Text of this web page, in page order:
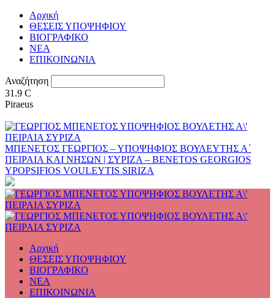
Αρχική
ΘΕΣΕΙΣ ΥΠΟΨΗΦΙΟΥ
ΒΙΟΓΡΑΦΙΚΟ
ΝΕΑ
ΕΠΙΚΟΙΝΩΝΙΑ
Αναζήτηση
31.9 C
Piraeus
ΜΠΕΝΕΤΟΣ ΓΕΩΡΓΙΟΣ – ΥΠΟΨΗΦΙΟΣ ΒΟΥΛΕΥΤΗΣ Α΄
ΠΕΙΡΑΙΑ ΚΑΙ ΝΗΣΩΝ | ΣΥΡΙΖΑ – BENETOS GEORGIOS
YPOPSIFIOS VOULEYTIS SIRIZA
Αρχική
ΘΕΣΕΙΣ ΥΠΟΨΗΦΙΟΥ
ΒΙΟΓΡΑΦΙΚΟ
ΝΕΑ
ΕΠΙΚΟΙΝΩΝΙΑ